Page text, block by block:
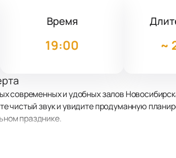
Время
19:00 ~
современных и удобных залов
чистый звук и увидите продуманную
празднике.